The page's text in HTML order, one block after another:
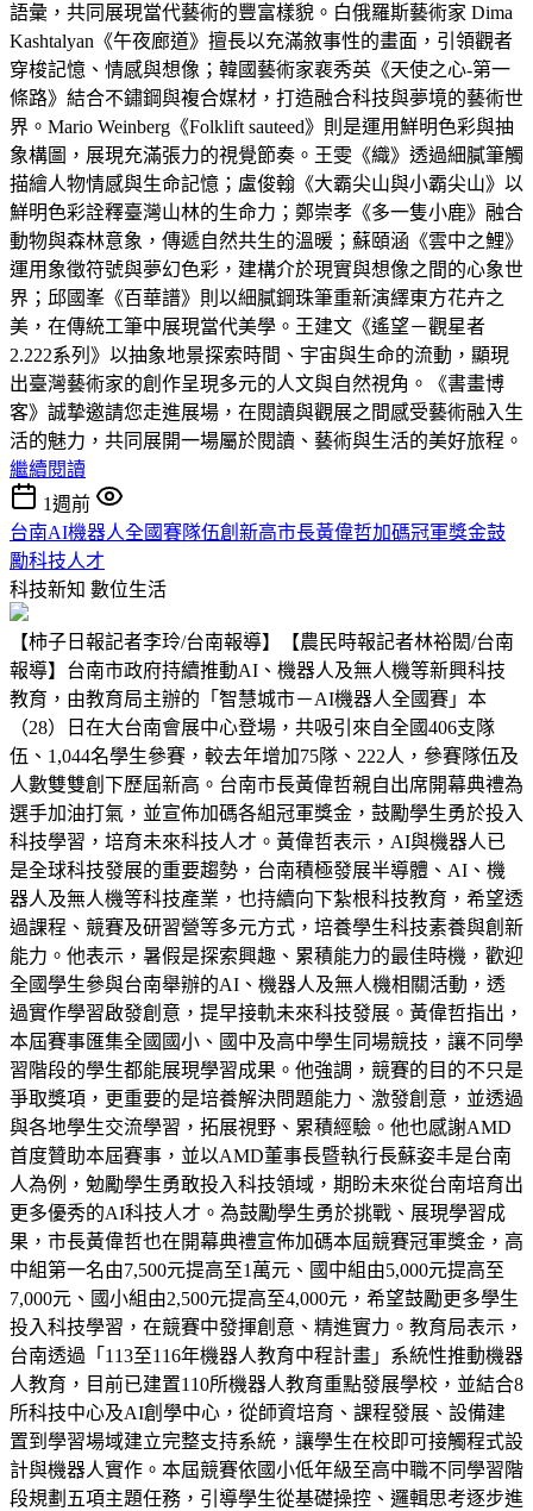
語彙，共同展現當代藝術的豐富樣貌。白俄羅斯藝術家 Dima
Kashtalyan《午夜廊道》擅長以充滿敘事性的畫面，引領觀者
穿梭記憶、情感與想像；韓國藝術家裵秀英《天使之心-第一
條路》結合不鏽鋼與複合媒材，打造融合科技與夢境的藝術世
界。Mario Weinberg《Folklift sauteed》則是運用鮮明色彩與抽
象構圖，展現充滿張力的視覺節奏。王雯《織》透過細膩筆觸
描繪人物情感與生命記憶；盧俊翰《大霸尖山與小霸尖山》以
鮮明色彩詮釋臺灣山林的生命力；鄭崇孝《多一隻小鹿》融合
動物與森林意象，傳遞自然共生的溫暖；蘇頤涵《雲中之鯉》
運用象徵符號與夢幻色彩，建構介於現實與想像之間的心象世
界；邱國峯《百華譜》則以細膩鋼珠筆重新演繹東方花卉之
美，在傳統工筆中展現當代美學。王建文《遙望－觀星者
2.222系列》以抽象地景探索時間、宇宙與生命的流動，顯現
出臺灣藝術家的創作呈現多元的人文與自然視角。《書畫博
客》誠摯邀請您走進展場，在閱讀與觀展之間感受藝術融入生
活的魅力，共同展開一場屬於閱讀、藝術與生活的美好旅程。
繼續閱讀
1週前
台南AI機器人全國賽隊伍創新高市長黃偉哲加碼冠軍獎金鼓
勵科技人才
科技新知 數位生活
【柿子日報記者李玲/台南報導】【農民時報記者林裕閎/台南
報導】台南市政府持續推動AI、機器人及無人機等新興科技
教育，由教育局主辦的「智慧城市－AI機器人全國賽」本
（28）日在大台南會展中心登場，共吸引來自全國406支隊
伍、1,044名學生參賽，較去年增加75隊、222人，參賽隊伍及
人數雙雙創下歷屆新高。台南市長黃偉哲親自出席開幕典禮為
選手加油打氣，並宣佈加碼各組冠軍獎金，鼓勵學生勇於投入
科技學習，培育未來科技人才。黃偉哲表示，AI與機器人已
是全球科技發展的重要趨勢，台南積極發展半導體、AI、機
器人及無人機等科技產業，也持續向下紮根科技教育，希望透
過課程、競賽及研習營等多元方式，培養學生科技素養與創新
能力。他表示，暑假是探索興趣、累積能力的最佳時機，歡迎
全國學生參與台南舉辦的AI、機器人及無人機相關活動，透
過實作學習啟發創意，提早接軌未來科技發展。黃偉哲指出，
本屆賽事匯集全國國小、國中及高中學生同場競技，讓不同學
習階段的學生都能展現學習成果。他強調，競賽的目的不只是
爭取獎項，更重要的是培養解決問題能力、激發創意，並透過
與各地學生交流學習，拓展視野、累積經驗。他也感謝AMD
首度贊助本屆賽事，並以AMD董事長暨執行長蘇姿丰是台南
人為例，勉勵學生勇敢投入科技領域，期盼未來從台南培育出
更多優秀的AI科技人才。為鼓勵學生勇於挑戰、展現學習成
果，市長黃偉哲也在開幕典禮宣佈加碼本屆競賽冠軍獎金，高
中組第一名由7,500元提高至1萬元、國中組由5,000元提高至
7,000元、國小組由2,500元提高至4,000元，希望鼓勵更多學生
投入科技學習，在競賽中發揮創意、精進實力。教育局表示，
台南透過「113至116年機器人教育中程計畫」系統性推動機器
人教育，目前已建置110所機器人教育重點發展學校，並結合8
所科技中心及AI創學中心，從師資培育、課程發展、設備建
置到學習場域建立完整支持系統，讓學生在校即可接觸程式設
計與機器人實作。本屆競賽依國小低年級至高中職不同學習階
段規劃五項主題任務，引導學生從基礎操控、邏輯思考逐步進